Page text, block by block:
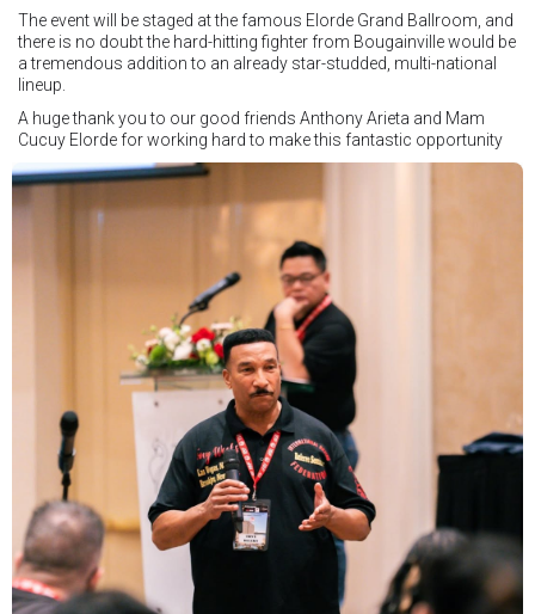
The event will be staged at the famous Elorde Grand Ballroom, and
there is no doubt the hard-hitting fighter from Bougainville would be
a tremendous addition to an already star-studded, multi-national
lineup.
A huge thank you to our good friends Anthony Arieta and Mam
Cucuy Elorde for working hard to make this fantastic opportunity
We hope to have some exciting news to share very soon!